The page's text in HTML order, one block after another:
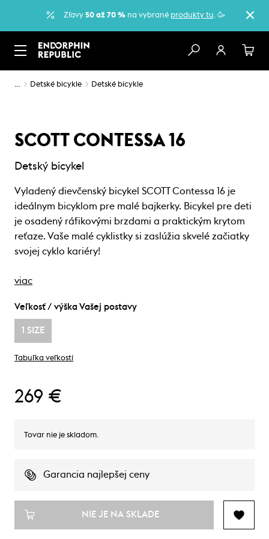
Zľavy 50 až 70 %na vybrané produkty tu. 🥳
… Detské bicykle Detské bicykle
SCOTT CONTESSA 16
Detský bicykel
Vyladený dievčenský bicykel SCOTT Contessa 16 je
ideálnym bicyklom pre malé bajkerky. Bicykel pre deti
je osadený ráfikovými brzdami a praktickým krytom
reťaze. Vaše malé cyklistky si zaslúžia skvelé začiatky
svojej cyklo kariéry!
viac
Veľkosť / výška Vašej postavy
1 SIZE
Tabuľka veľkostí
269 €
Tovar nie je skladom.
Garancia najlepšej ceny
NIE JE NA SKLADE